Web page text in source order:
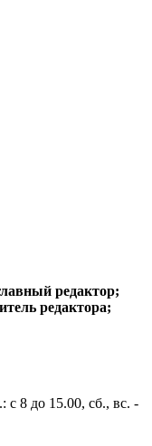
редактор;
редактора;
с 8 до 15.00, сб., вс. -